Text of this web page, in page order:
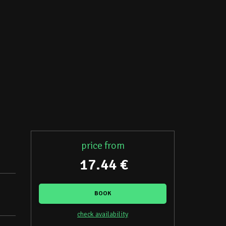
price from
17.44 €
BOOK
check availability